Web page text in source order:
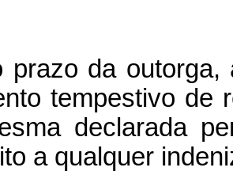
prazo da
tempestivo de
declarada
a qualquer